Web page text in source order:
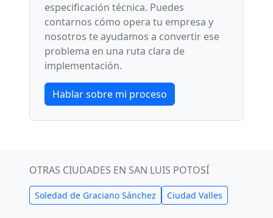
especificación técnica. Puedes
contarnos cómo opera tu empresa y
nosotros te ayudamos a convertir ese
problema en una ruta clara de
implementación.
Hablar sobre mi proceso
OTRAS CIUDADES EN SAN LUIS POTOSÍ
Soledad de Graciano Sánchez Ciudad Valles